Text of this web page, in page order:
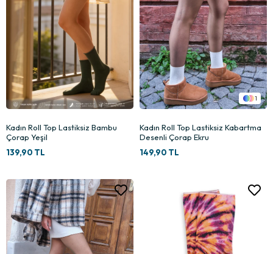
Kadın Roll Top Lastiksiz Bambu
Çorap Yeşil
139,90 TL
1
Kadın Roll Top Lastiksiz Kabartma
Desenli Çorap Ekru
149,90 TL